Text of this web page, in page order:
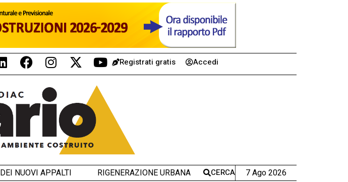
Registrati gratis Accedi
NUOVI APPALTI RIGENERAZIONE URBANA CERCA 7 Ago 2026